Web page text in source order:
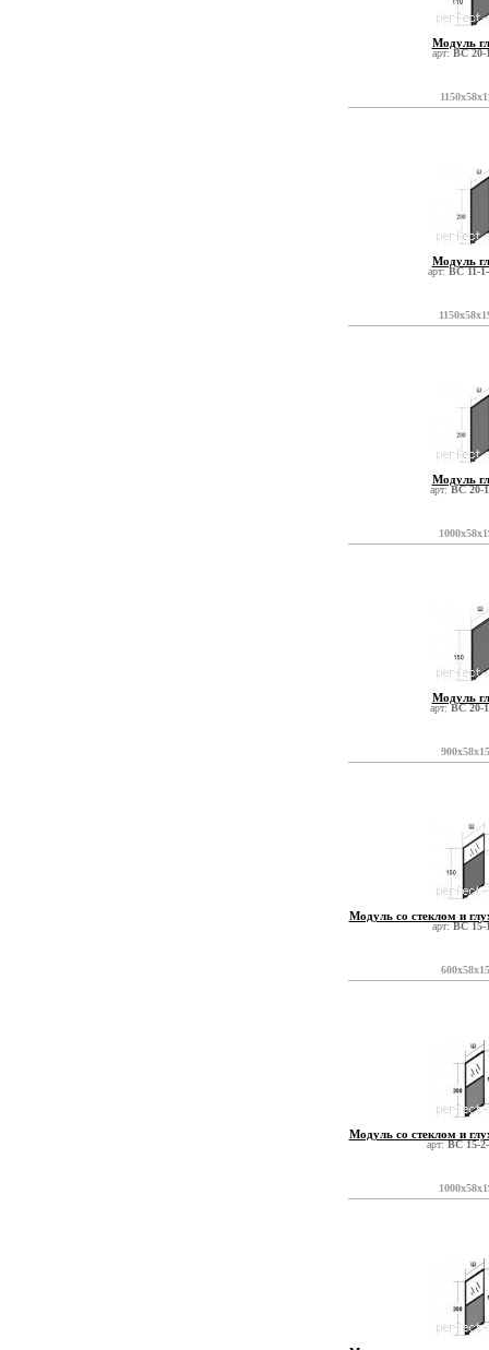
арт:ВС 20-
Модуль
арт:ВС 11-1-
Модуль
арт:ВС 20-
Модуль
арт:ВС 20-
Модуль
арт:ВС 15-
Модуль со стеклом и
арт:ВС 15-
Модуль со стеклом и